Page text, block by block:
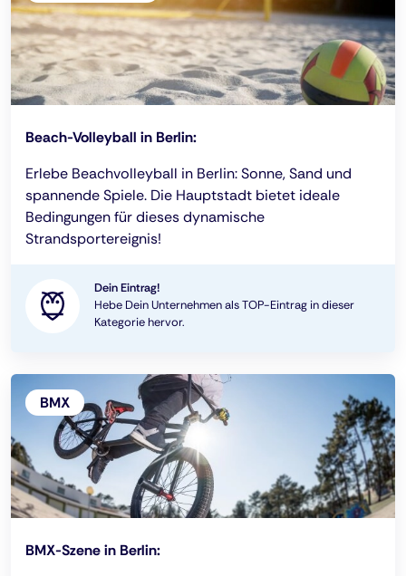
Beach-Volleyball in Berlin:
Erlebe Beachvolleyball in Berlin: Sonne, Sand und
spannende Spiele. Die Hauptstadt bietet ideale
Bedingungen für dieses dynamische
Strandsportereignis!
Dein Eintrag!
Hebe Dein Unternehmen als TOP-Eintrag in dieser
Kategorie hervor.
BMX
BMX-Szene in Berlin: